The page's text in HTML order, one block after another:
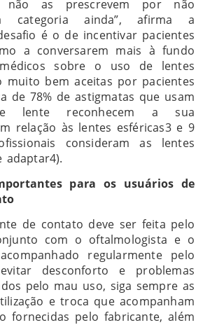
não as prescrevem por não
categoria ainda”, afirma a
é o de incentivar pacientes
a conversarem mais à fundo
sobre o uso de lentes
muito bem aceitas por pacientes
de 78% de astigmatas que usam
lente reconhecem a sua
relação às lentes esféricas3 e 9
consideram as lentes
adaptar4).
para os usuários de
de contato deve ser feita pelo
com o oftalmologista e o
regularmente pelo
desconforto e problemas
pelo mau uso, siga sempre as
e troca que acompanham
fornecidas pelo fabricante, além